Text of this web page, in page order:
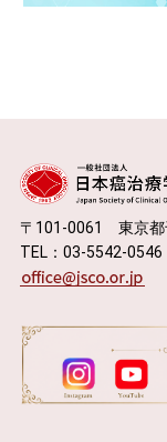
〒101-0061 東京都
TEL：03-5542-